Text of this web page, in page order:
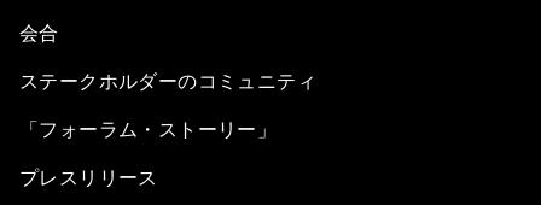
会合
ステークホルダーのコミュニティ
「フォーラム・ストーリー」
プレスリリース